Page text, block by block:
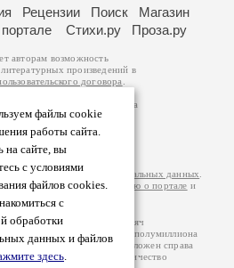
файлы cookie
работы сайта.
на сайте, вы
с условиями
файлов cookies.
с
обработки
данных и файлов
здесь.
Рецензии Поиск
Магазин
Стихи.ру Проза.ру
авторам возможность
произведений в
договора
принадлежат авторам
произведений возможна
к которому вы можете
Ответственность за
самостоятельно на
изаконодательства
Политики обработки персональных данных
более подробнуюинформацию о портале и
Проза.ру – порядка 100 тысяч
сумме просматривают более полумиллиона
который расположен справа
указано по две цифры: количество